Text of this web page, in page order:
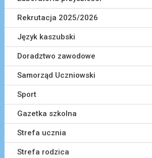
Rekrutacja 2025/2026
Język kaszubski
Doradztwo zawodowe
Samorząd Uczniowski
Sport
Gazetka szkolna
Strefa ucznia
Strefa rodzica